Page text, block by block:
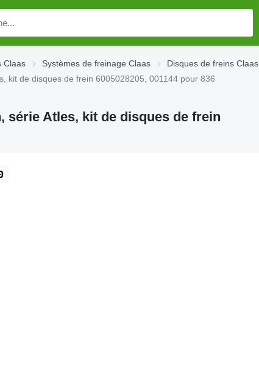
Claas Systèmes de freinage Claas
Disques de freins Claas
kit de disques de frein 6005028205, 001144 pour 836
série Atles, kit de disques de frein